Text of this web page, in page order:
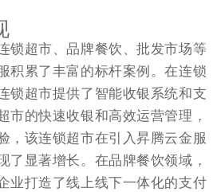
锁超市、品牌餐饮、批发市场等
积累了丰富的标杆案例。在连锁
锁超市提供了智能收银系统和支
市的快速收银和高效运营管理，
，该连锁超市在引入昇腾云金服
了显著增长。在品牌餐饮领域，
业打造了线上线下一体化的支付